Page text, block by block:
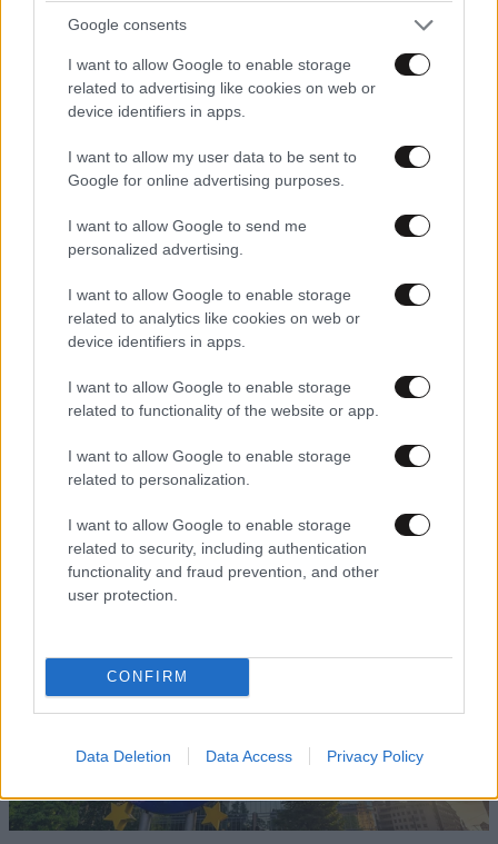
Google consents
I want to allow Google to enable storage
related to advertising like cookies on web or
device identifiers in apps.
I want to allow my user data to be sent to
Google for online advertising purposes.
I want to allow Google to send me
personalized advertising.
I want to allow Google to enable storage
related to analytics like cookies on web or
device identifiers in apps.
I want to allow Google to enable storage
related to functionality of the website or app.
I want to allow Google to enable storage
related to personalization.
I want to allow Google to enable storage
related to security, including authentication
functionality and fraud prevention, and other
user protection.
CONFIRM
Data Deletion Data Access Privacy Policy
Ευρωπαϊκό «πάρτι» με ιστορικά ρεκόρ σε
Παρίσι και Μαδρίτη – Επιφυλακτικότητα στη
Wall Street
δισ. ευρώ και επενδυτικό «κρεσέντο»